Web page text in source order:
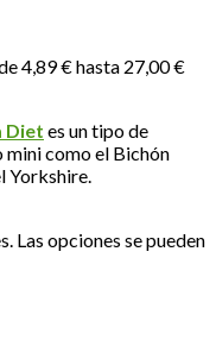
4,89 € hasta 27,00 €
Diet es un tipo de
mini como el Bichón
Yorkshire.
Las opciones se pueden